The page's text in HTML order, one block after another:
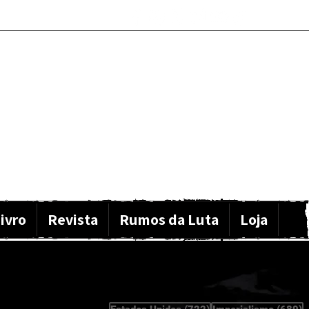
Revista Rumos da Luta Loja